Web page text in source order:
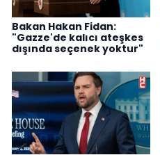
Bakan Hakan Fidan:
"Gazze'de kalıcı ateşkes
dışında seçenek yoktur"